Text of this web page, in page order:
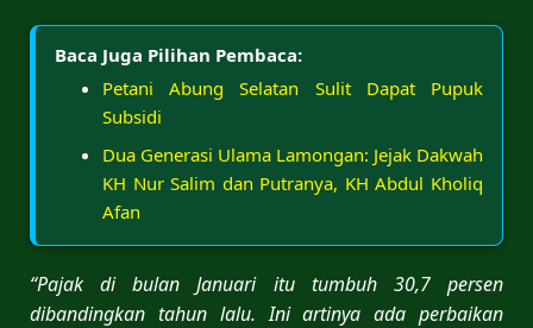
Baca Juga Pilihan Pembaca:
Petani Abung Selatan Sulit Dapat Pupuk
Subsidi
Dua Generasi Ulama Lamongan: Jejak Dakwah
KH Nur Salim dan Putranya, KH Abdul Kholiq
Afan
“Pajak di bulan Januari itu tumbuh 30,7 persen
dibandingkan tahun lalu. Ini artinya ada perbaikan